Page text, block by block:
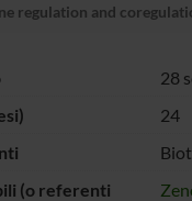
regulation and
28
24
(o referenti